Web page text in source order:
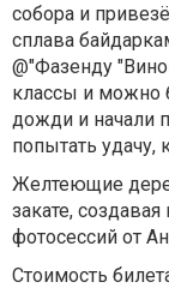
собора и
сплава
@"Фазенду
классы и можно
дожди и начали
попытать
Желтеющие
закате,
фотосессий от
Стоимость